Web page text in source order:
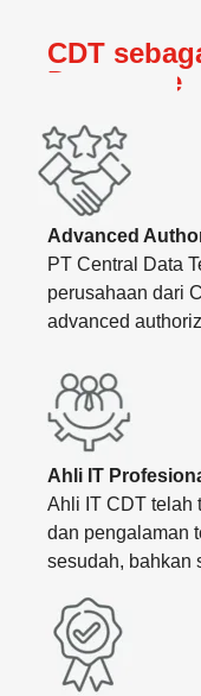
CDT
Dynatrace
Advanced
PT Central Data
perusahaan dari
advanced
Ahli IT
Ahli IT CDT telah
dan pengalaman
sesudah, bahkan